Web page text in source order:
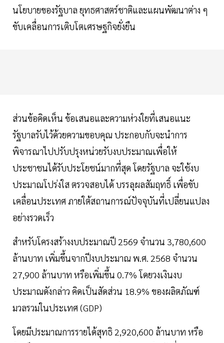
นโยบายของรัฐบาล ยุทธศาสตร์ชาติและแผนพัฒนาต่าง ๆ
ขับเคลื่อนการเติบโตเศรษฐกิจยั่งยืน
ส่วนข้อคิดเห็น ข้อเสนอและความห่วงใยที่เสนอแนะ
รัฐบาลรับไว้ด้วยความขอบคุณ ประกอบกับจะนำการ
พิจารณาไปปรับปรุงหน่วยรับงบประมาณเพื่อให้
ประชาชนได้รับประโยชน์มากที่สุด โดยรัฐบาล จะใช้งบ
ประมาณโปร่งใส ตรวจสอบได้ บรรลุผลสัมฤทธิ์ เพื่อขับ
เคลื่อนประเทศ ภายใต้สถานการณ์ปัจจุบันที่เปลี่ยนแปลง
อย่างรวดเร็ว
สำหรับโครงสร้างงบประมาณปี 2569 จำนวน 3,780,600
ล้านบาท เพิ่มขึ้นจากปีงบประมาณ พ.ศ. 2568 จำนวน
27,900 ล้านบาท หรือเพิ่มขึ้น 0.7% โดยวงเงินงบ
ประมาณดังกล่าว คิดเป็นสัดส่วน 18.9% ของผลิตภัณฑ์
มวลรวมในประเทศ (GDP)
โดยมีประมาณการรายได้สุทธิ 2,920,600 ล้านบาท หรือ